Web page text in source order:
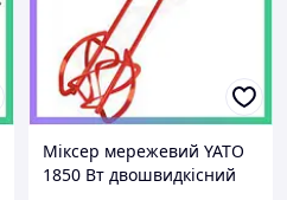
Міксер мережевий YATO
1850 Вт двошвидкісний